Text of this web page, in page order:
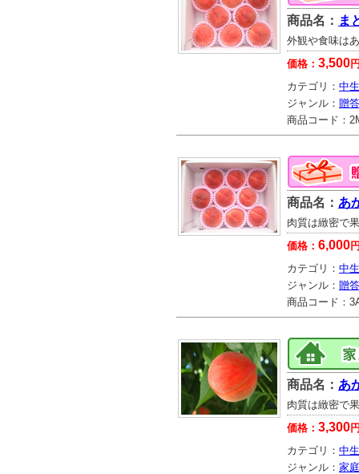
商品名： ま
外観や食味は
価格： 3,500
カテゴリ： 中
ジャンル： 贈
商品コード：
商品名： あ
肉質は緻密で
価格： 6,000
カテゴリ： 中
ジャンル： 贈
商品コード：
商品名： あ
肉質は緻密で
価格： 3,300
カテゴリ： 中
ジャンル： 家